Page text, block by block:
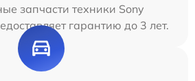
запчасти техники Sony
гарантию до 3 лет.